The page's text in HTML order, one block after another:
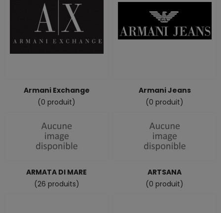
Armani Exchange
(0 produit)
Armani Jeans
(0 produit)
ARMATA DI MARE
(26 produits)
ARTSANA
(0 produit)